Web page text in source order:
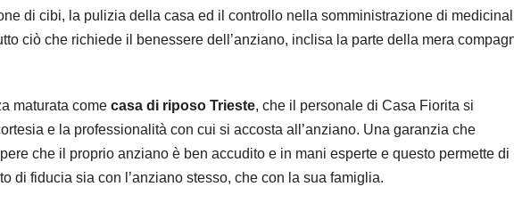
di cibi, la pulizia della casa ed il controllo nella somministrazione di
ciò che richiede il benessere dell’anziano, inclisa la parte della mera
maturata come casa di riposo Trieste, che il personale di Casa Fiorita si
e la professionalità con cui si accosta all’anziano. Una garanzia che
che il proprio anziano è ben accudito e in mani esperte e questo permette di
di fiducia sia con l’anziano stesso, che con la sua famiglia.